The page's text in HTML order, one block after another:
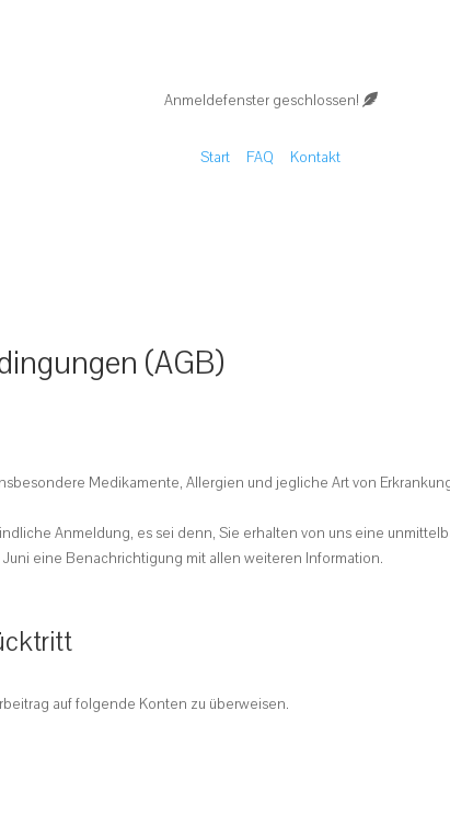
Anmeldefenster geschlossen!
Start FAQ Kontakt
(AGB)
Medikamente, Allergien und jegliche Art von
Anmeldung, es sei denn, Sie erhalten von uns eine
eine Benachrichtigung mit allen weiteren Information.
auf folgende Konten zu überweisen.